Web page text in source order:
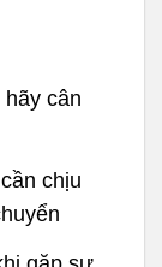
cân
chịu